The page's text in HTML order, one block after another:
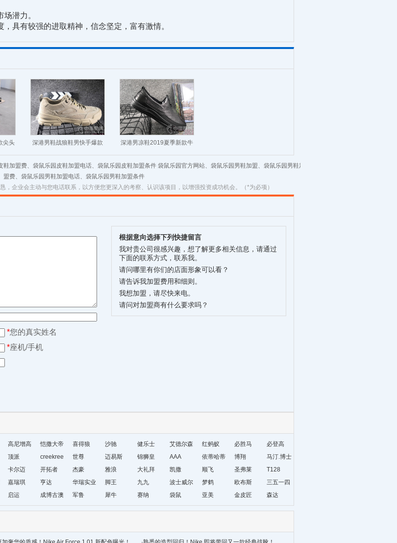
潜力。
有较强的进取精神，信念坚定，富有激情。
尖头
子
深港男鞋战狼鞋男快手爆款
鞋
深港男凉鞋2019夏季新款牛
皮镂空皮鞋
加盟费、袋鼠乐园皮鞋加盟电话、袋鼠乐园皮鞋加盟条件 袋鼠乐园官方网站、袋鼠乐园男鞋加盟、袋鼠乐园男鞋加
盟费、袋鼠乐园男鞋加盟电话、袋鼠乐园男鞋加盟条件
，企业会主动与您电话联系，以方便您更深入的考察、认识该项目，以增强投资成功机会。（*为必项）
*您的真实姓名
*座机/手机
根据意向选择下列快捷留言
我对贵公司很感兴趣，想了解更多相关信息，请通过
下面的联系方式，联系我。
请问哪里有你们的店面形象可以看？
请告诉我加盟费用和细则。
我想加盟，请尽快来电。
请问对加盟商有什么要求吗？
高尼增高
鞋
恺撒大帝 喜得狼 沙驰 健乐士 艾德尔森 红蚂蚁 必胜马
必登高
顶派 creekree 世尊 迈易斯 锦狮皇 AAA 依蒂哈蒂 博翔
马汀.博士
卡尔迈 开拓者 杰豪 雅浪 大礼拜 凯撒 顺飞 圣弗莱
T128
嘉瑞琪 亨达 华瑞实业 脚王 九九 波士威尔 梦鹤 欧布斯
三五一四
启运
成博古澳
尔
军鲁 犀牛 赛纳 袋鼠 亚美 金皮匠 森达